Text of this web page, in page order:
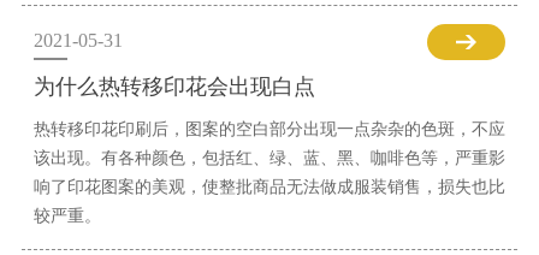
2021-05-31
为什么热转移印花会出现白点
热转移印花印刷后，图案的空白部分出现一点杂杂的色斑，不应
该出现。有各种颜色，包括红、绿、蓝、黑、咖啡色等，严重影
响了印花图案的美观，使整批商品无法做成服装销售，损失也比
较严重。